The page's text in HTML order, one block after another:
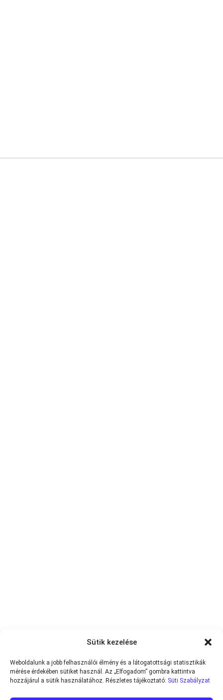
Sütik kezelése
Weboldalunk a jobb felhasználói élmény és a látogatottsági statisztikák
mérése érdekében sütiket használ. Az „Elfogadom” gombra kattintva
hozzájárul a sütik használatához. Részletes tájékoztató: Süti Szabályzat